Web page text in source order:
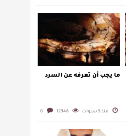
ما يجب أن تعرفه عن السرد
منذ 5 سنوات 12346
0